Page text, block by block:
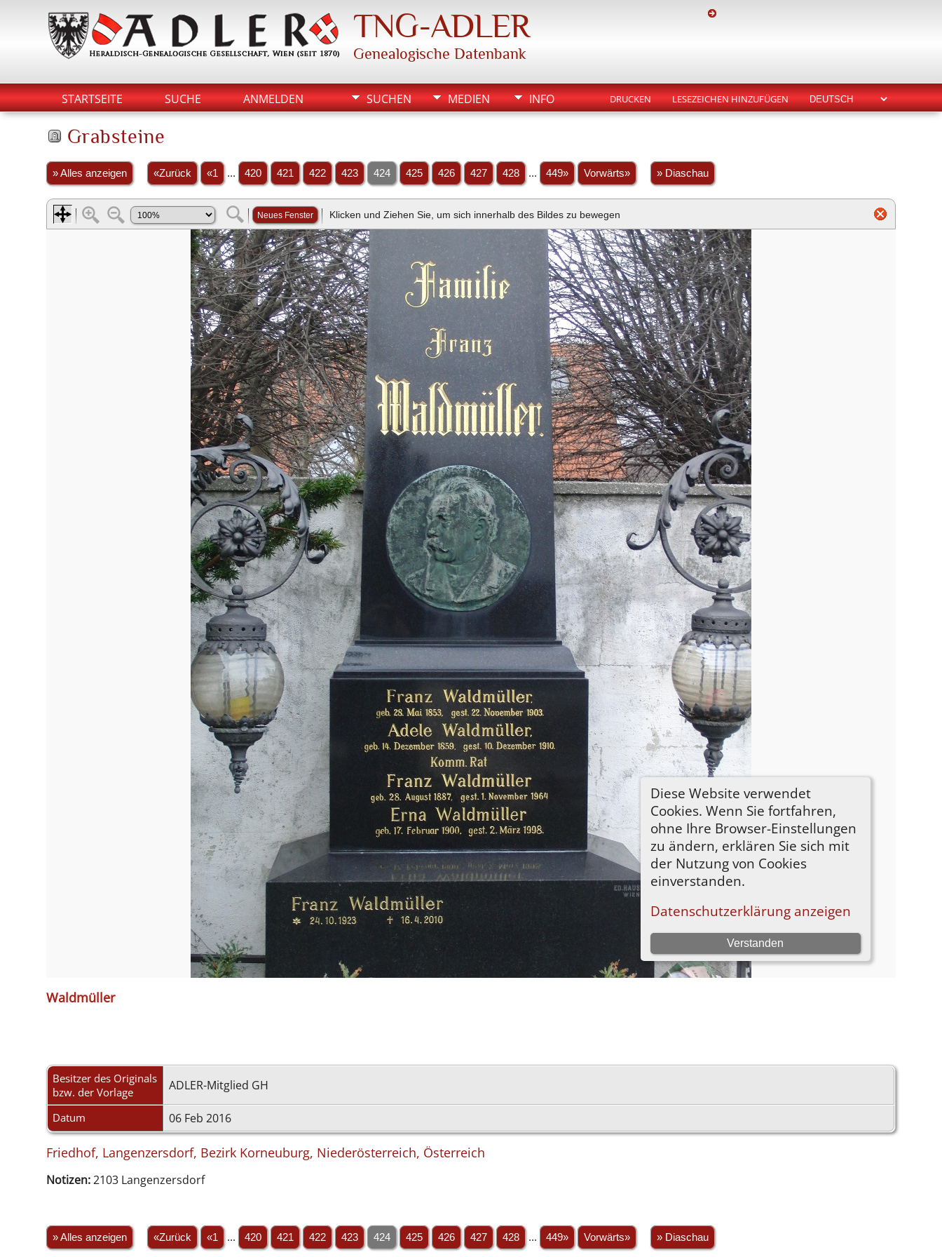
TNG-ADLER
Genealogische Datenbank
STARTSEITE SUCHE ANMELDEN SUCHEN MEDIEN INFO DRUCKEN LESEZEICHEN HINZUFÜGEN
Grabsteine
» Alles anzeigen «Zurück «1 ... 420 421 422 423 424 425 426 427 428 ... 449» Vorwärts» » Diaschau
Waldmüller
Besitzer des Originals
bzw. der Vorlage
ADLER-Mitglied GH
Datum 06 Feb 2016
Friedhof, Langenzersdorf, Bezirk Korneuburg, Niederösterreich, Österreich
Notizen:2103 Langenzersdorf
» Alles anzeigen «Zurück «1 ... 420 421 422 423 424 425 426 427 428 ... 449» Vorwärts» » Diaschau